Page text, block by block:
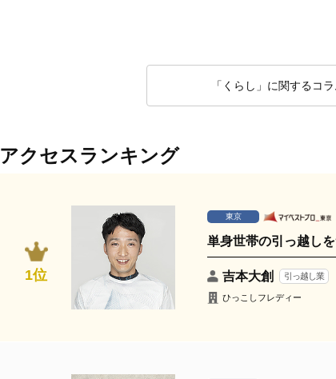
「くらし」に関するコ
アクセスランキング
1位
東京
単身世帯の引っ越し
吉本大創 引っ越し業
ひっこしフレディー